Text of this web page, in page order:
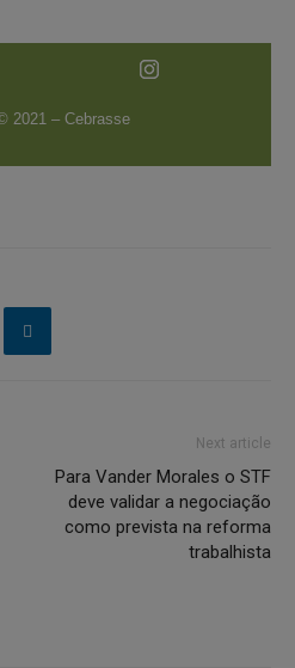
2021 – Cebrasse
Next article
Para Vander Morales o STF
deve validar a negociação
como prevista na reforma
trabalhista